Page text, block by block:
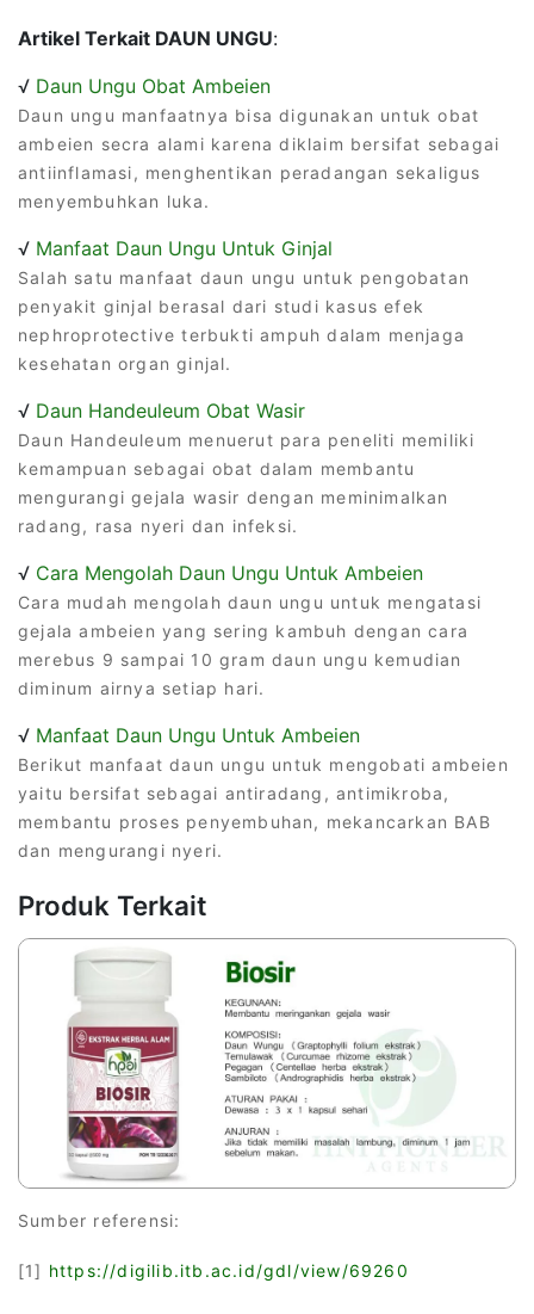
Artikel Terkait DAUN UNGU:
√ Daun Ungu Obat Ambeien
Daun ungu manfaatnya bisa digunakan untuk obat
ambeien secra alami karena diklaim bersifat sebagai
antiinflamasi, menghentikan peradangan sekaligus
menyembuhkan luka.
√ Manfaat Daun Ungu Untuk Ginjal
Salah satu manfaat daun ungu untuk pengobatan
penyakit ginjal berasal dari studi kasus efek
nephroprotective terbukti ampuh dalam menjaga
kesehatan organ ginjal.
√ Daun Handeuleum Obat Wasir
Daun Handeuleum menuerut para peneliti memiliki
kemampuan sebagai obat dalam membantu
mengurangi gejala wasir dengan meminimalkan
radang, rasa nyeri dan infeksi.
√ Cara Mengolah Daun Ungu Untuk Ambeien
Cara mudah mengolah daun ungu untuk mengatasi
gejala ambeien yang sering kambuh dengan cara
merebus 9 sampai 10 gram daun ungu kemudian
diminum airnya setiap hari.
√ Manfaat Daun Ungu Untuk Ambeien
Berikut manfaat daun ungu untuk mengobati ambeien
yaitu bersifat sebagai antiradang, antimikroba,
membantu proses penyembuhan, mekancarkan BAB
dan mengurangi nyeri.
Produk Terkait
Sumber referensi:
[1] https://digilib.itb.ac.id/gdl/view/69260